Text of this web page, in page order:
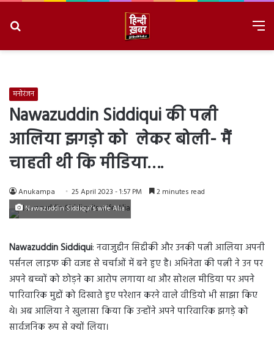
मनोरंजन
Nawazuddin Siddiqui की पत्नी
आलिया झगड़ो को लेकर बोली- मैं
चाहती थी कि मीडिया….
Anukampa 25 April 2023 - 1:57 PM 2 minutes read
Nawazuddin Siddiqui's wife Alia
Nawazuddin Siddiqui: नवाजुद्दीन सिद्दीकी और उनकी पत्नी आलिया अपनी
पर्सनल लाइफ की वजह से चर्चाओं में बने हुए है। अभिनेता की पत्नी ने उन पर
अपने बच्चों को छोड़ने का आरोप लगाया था और सोशल मीडिया पर अपने
पारिवारिक मुद्दों को दिखाते हुए परेशान करने वाले वीडियो भी साझा किए
थे। अब आलिया ने खुलासा किया कि उन्होंने अपने पारिवारिक झगड़े को
सार्वजनिक रूप से क्यों लिया।